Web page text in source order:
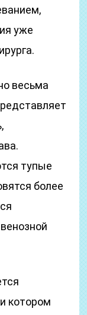
уже
весьма
тупые
более
котором